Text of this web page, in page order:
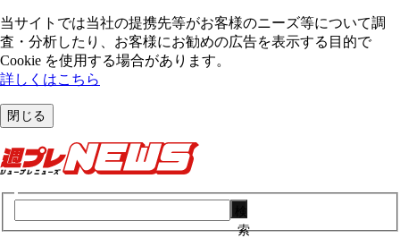
当サイトでは当社の提携先等がお客様のニーズ等について調
査・分析したり、お客様にお勧めの広告を表⽰する⽬的で
Cookie を使⽤する場合があります。
詳しくはこちら
閉じる
索